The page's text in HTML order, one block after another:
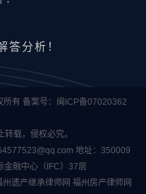
答分析！
有 备案号：
闽ICP备07020362
载，侵权必究。
地址：350009
金融中心（IFC）37层
州遗产继承律师网 福州房产律师网